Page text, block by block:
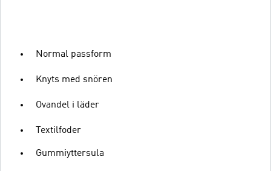
Normal passform
Knyts med snören
Ovandel i läder
Textilfoder
Gummiyttersula